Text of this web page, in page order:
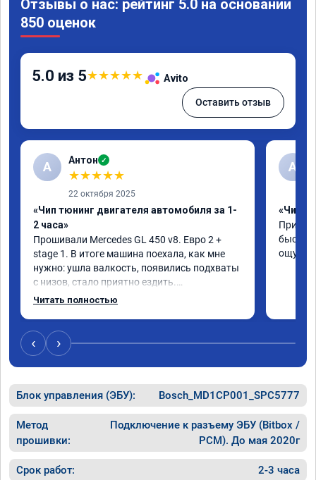
Отзывы о нас: рейтинг 5.0 на основании
850 оценок
5.0 из 5★★★★★ Avito
Оставить отзыв
А Антон ✓
★★★★★
22 октября 2025
«Чип тюнинг двигателя автомобиля за 1-
2 часа»
Прошивали Mercedes GL 450 v8. Евро 2 +
stage 1. В итоге машина поехала, как мне
нужно: ушла валкость, появились подхваты
с низов, стало приятно ездить.
Одни из лучших трат, в авто! 🔥
Читать полностью
A
«Чип
‹ ›
Блок управления (ЭБУ): Bosch_MD1CP001_SPC5777
Метод
прошивки:
Подключение к разъему ЭБУ (Bitbox /
PCM). До мая 2020г
Срок работ: 2-3 часа